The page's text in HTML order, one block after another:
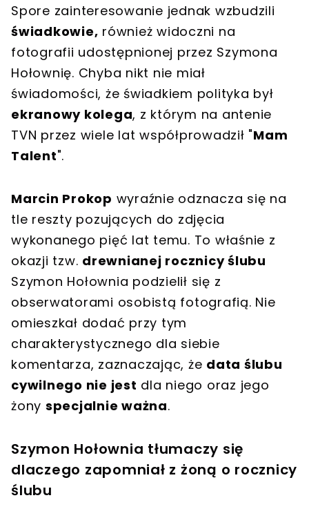
Spore zainteresowanie jednak wzbudzili
świadkowie, również widoczni na
fotografii udostępnionej przez Szymona
Hołownię. Chyba nikt nie miał
świadomości, że świadkiem polityka był
ekranowy kolega, z którym na antenie
TVN przez wiele lat współprowadził "Mam
Talent".
Marcin Prokop wyraźnie odznacza się na
tle reszty pozujących do zdjęcia
wykonanego pięć lat temu. To właśnie z
okazji tzw. drewnianej rocznicy ślubu
Szymon Hołownia podzielił się z
obserwatorami osobistą fotografią. Nie
omieszkał dodać przy tym
charakterystycznego dla siebie
komentarza, zaznaczając, że data ślubu
cywilnego nie jest dla niego oraz jego
żony specjalnie ważna.
Szymon Hołownia tłumaczy się
dlaczego zapomniał z żoną o rocznicy
ślubu